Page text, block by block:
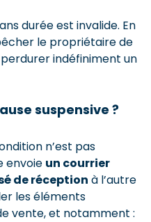
durée est invalide. En
le propriétaire de
indéfiniment un
suspensive ?
n’est pas
envoie un courrier
de réception à l’autre
les éléments
vente, et notamment :